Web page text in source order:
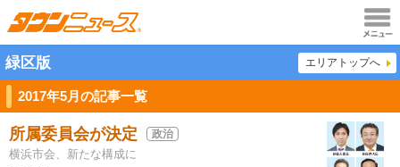
メニュ
ー
緑区版 エリアトップへ
2017年5月の記事一覧
所属委員会が決定 政治
横浜市会、新たな構成に